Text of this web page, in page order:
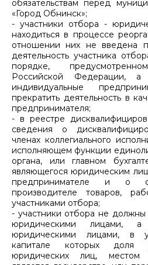
обязательствам перед
«Город Обнинск»;
- участники отбора -
находиться в процессе
отношении них не введена
деятельность участника
порядке,
Российской Федерации,
индивидуальные
прекратить деятельность в
предпринимателя;
- в реестре
сведения о
членах коллегиального
исполняющем функции
органа, или главном
являющегося юридическим
предпринимателе и о
производителе товаров,
участниками отбора;
- участники отбора не должны
юридическими лицами, а
юридическими лицами, в
капитале которых доля
юридических лиц, местом